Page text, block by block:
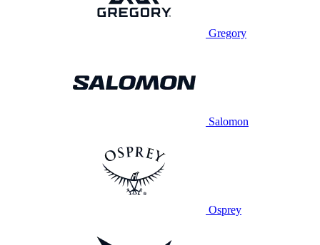
Gregory
Salomon
Osprey